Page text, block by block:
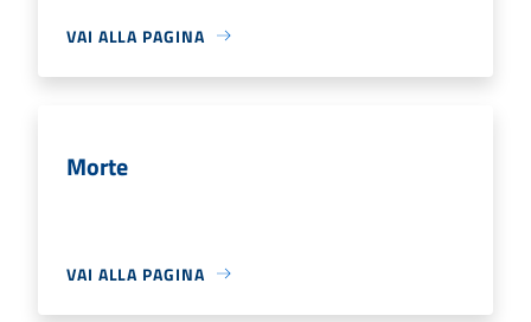
VAI ALLA PAGINA
Morte
VAI ALLA PAGINA